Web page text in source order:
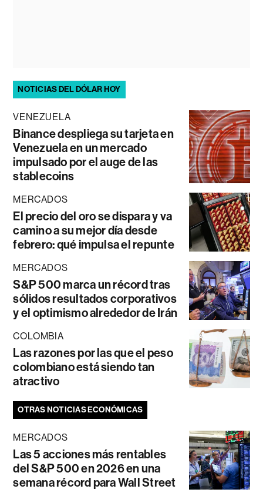
NOTICIAS DEL DÓLAR HOY
VENEZUELA
Binance despliega su tarjeta en
Venezuela en un mercado
impulsado por el auge de las
stablecoins
MERCADOS
El precio del oro se dispara y va
camino a su mejor día desde
febrero: qué impulsa el repunte
MERCADOS
S&P 500 marca un récord tras
sólidos resultados corporativos
y el optimismo alrededor de Irán
COLOMBIA
Las razones por las que el peso
colombiano está siendo tan
atractivo
OTRAS NOTICIAS ECONÓMICAS
MERCADOS
Las 5 acciones más rentables
del S&P 500 en 2026 en una
semana récord para Wall Street